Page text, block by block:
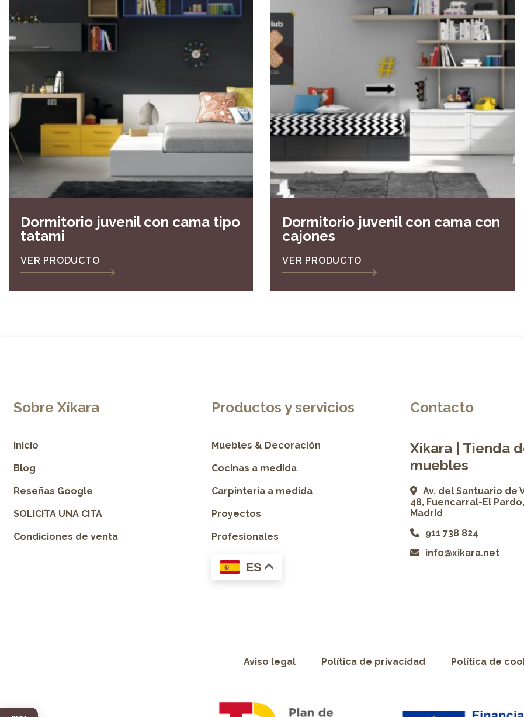
Dormitorio juvenil con cama tipo
tatami
VER PRODUCTO
Dormitorio juvenil con cama con
cajones
VER PRODUCTO
Sobre Xíkara
Inicio
Blog
Reseñas Google
SOLICITA UNA CITA
Condiciones de venta
Productos y servicios
Muebles & Decoración
Cocinas a medida
Carpintería a medida
Proyectos
Profesionales
ES
Contacto
Xikara | Tienda
muebles
Av. del Santuario de
48, Fuencarral-El
Madrid
911 738 824
info@xikara.net
Aviso legal Política de privacidad Política de